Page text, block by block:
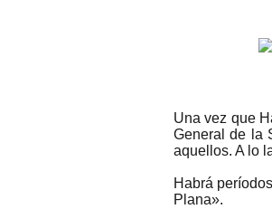
Una vez que
General de la
aquellos. A lo
Habrá
Plana».